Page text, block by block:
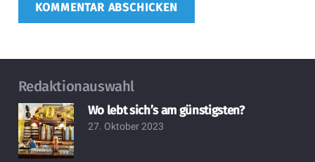
KOMMENTAR ABSCHICKEN
Redaktionauswahl
Wo lebt sich’s am günstigsten?
27. Oktober 2023